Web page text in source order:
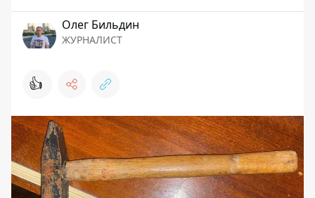
Олег Бильдин
ЖУРНАЛИСТ
👍